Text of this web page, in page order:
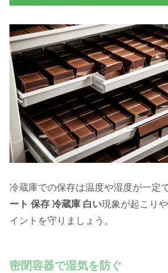
冷蔵庫での保存は温度や湿度が一定
ート 保存 冷蔵庫 白い現象が起こり
イントを守りましょう。
密閉容器で湿気を防ぐ